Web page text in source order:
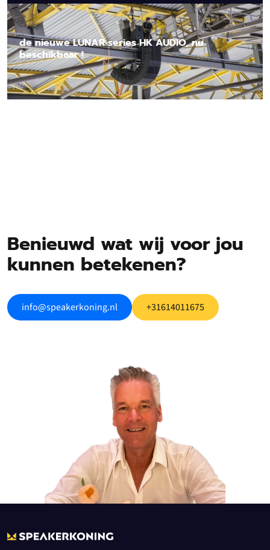
de nieuwe LUNAR series HK AUDIO, nu
beschikbaar !
Lees nieuwsbericht
Benieuwd wat wij voor jou
kunnen betekenen?
info@speakerkoning.nl +31614011675